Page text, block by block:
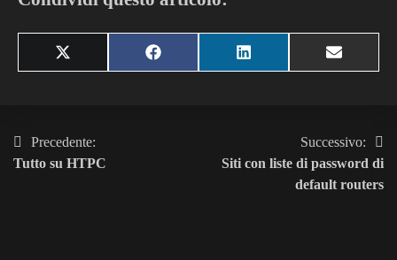
Share
on
X
(Twitter)
Share
on
Facebook
Share
on
LinkedIn
Share
on
Email
Navigazione
Precedente:
Tutto su HTPC
Successivo:
Siti con liste di password di
default routers